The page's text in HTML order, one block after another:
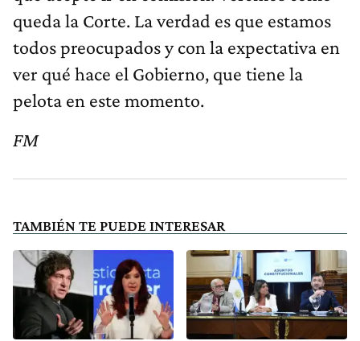
queda la Corte. La verdad es que estamos
todos preocupados y con la expectativa en
ver qué hace el Gobierno, que tiene la
pelota en este momento.
FM
TAMBIÉN TE PUEDE INTERESAR